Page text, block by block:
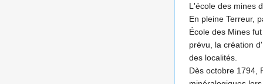
L'école des mines
En pleine Terreur,
École des Mines
prévu, la création
des localités.
Dès octobre 1794,